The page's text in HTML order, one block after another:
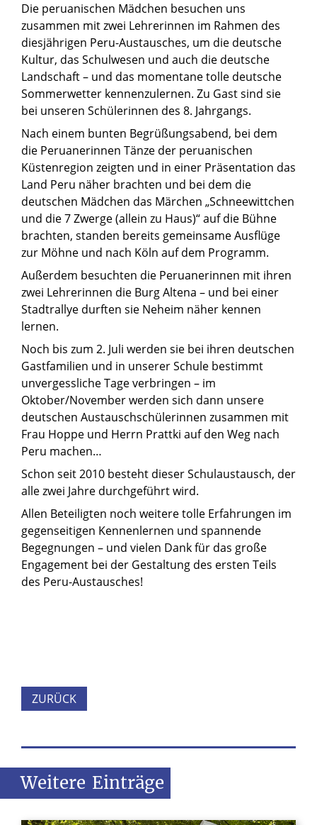
Die peruanischen Mädchen besuchen uns
zusammen mit zwei Lehrerinnen im Rahmen des
diesjährigen Peru-Austausches, um die deutsche
Kultur, das Schulwesen und auch die deutsche
Landschaft – und das momentane tolle deutsche
Sommerwetter kennenzulernen. Zu Gast sind sie
bei unseren Schülerinnen des 8. Jahrgangs.
Nach einem bunten Begrüßungsabend, bei dem
die Peruanerinnen Tänze der peruanischen
Küstenregion zeigten und in einer Präsentation das
Land Peru näher brachten und bei dem die
deutschen Mädchen das Märchen „Schneewittchen
und die 7 Zwerge (allein zu Haus)“ auf die Bühne
brachten, standen bereits gemeinsame Ausflüge
zur Möhne und nach Köln auf dem Programm.
Außerdem besuchten die Peruanerinnen mit ihren
zwei Lehrerinnen die Burg Altena – und bei einer
Stadtrallye durften sie Neheim näher kennen
lernen.
Noch bis zum 2. Juli werden sie bei ihren deutschen
Gastfamilien und in unserer Schule bestimmt
unvergessliche Tage verbringen – im
Oktober/November werden sich dann unsere
deutschen Austauschschülerinnen zusammen mit
Frau Hoppe und Herrn Prattki auf den Weg nach
Peru machen…
Schon seit 2010 besteht dieser Schulaustausch, der
alle zwei Jahre durchgeführt wird.
Allen Beteiligten noch weitere tolle Erfahrungen im
gegenseitigen Kennenlernen und spannende
Begegnungen – und vielen Dank für das große
Engagement bei der Gestaltung des ersten Teils
des Peru-Austausches!
ZURÜCK
Weitere Einträge